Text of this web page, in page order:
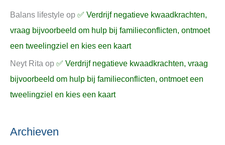
Balans lifestyle op ✅ Verdrijf negatieve kwaadkrachten,
vraag bijvoorbeeld om hulp bij familieconflicten, ontmoet
een tweelingziel en kies een kaart
Neyt Rita op ✅ Verdrijf negatieve kwaadkrachten, vraag
bijvoorbeeld om hulp bij familieconflicten, ontmoet een
tweelingziel en kies een kaart
Archieven